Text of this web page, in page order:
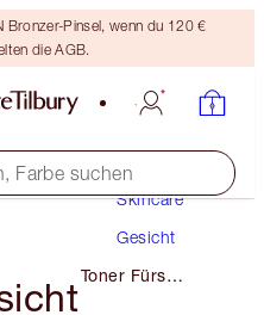
Bronzer-Pinsel, wenn du 120 €
die AGB.
Farbe suchen
Skincare
Gesicht
Toner Fürs